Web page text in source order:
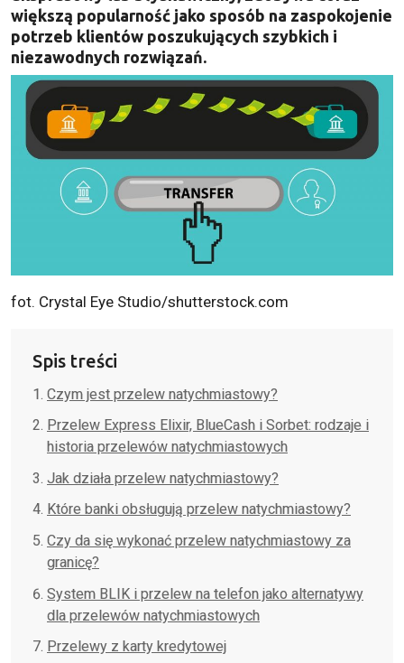
większą popularność jako sposób na zaspokojenie
potrzeb klientów poszukujących szybkich i
niezawodnych rozwiązań.
fot. Crystal Eye Studio/shutterstock.com
Spis treści
Czym jest przelew natychmiastowy?
Przelew Express Elixir, BlueCash i Sorbet: rodzaje i
historia przelewów natychmiastowych
Jak działa przelew natychmiastowy?
Które banki obsługują przelew natychmiastowy?
Czy da się wykonać przelew natychmiastowy za
granicę?
System BLIK i przelew na telefon jako alternatywy
dla przelewów natychmiastowych
Przelewy z karty kredytowej